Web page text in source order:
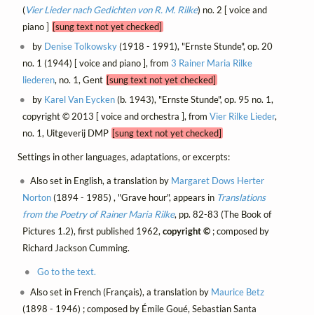
(Vier Lieder nach Gedichten von R. M. Rilke) no. 2 [ voice and
piano ] [sung text not yet checked]
by Denise Tolkowsky(1918 - 1991), "Ernste Stunde", op. 20
no. 1 (1944) [ voice and piano ], from 3 Rainer Maria Rilke
liederen, no. 1, Gent [sung text not yet checked]
by Karel Van Eycken(b. 1943), "Ernste Stunde", op. 95 no. 1,
copyright © 2013 [ voice and orchestra ], from Vier Rilke Lieder,
no. 1, Uitgeverij DMP [sung text not yet checked]
Settings in other languages, adaptations, or excerpts:
Also set in English, a translation by Margaret Dows Herter
Norton(1894 - 1985) , "Grave hour", appears in Translations
from the Poetry of Rainer Maria Rilke, pp. 82-83 (The Book of
Pictures 1.2), first published 1962,copyright ©; composed by
Richard Jackson Cumming.
Go to the text.
Also set in French (Français), a translation by Maurice Betz
(1898 - 1946) ; composed by Émile Goué, Sebastian Santa